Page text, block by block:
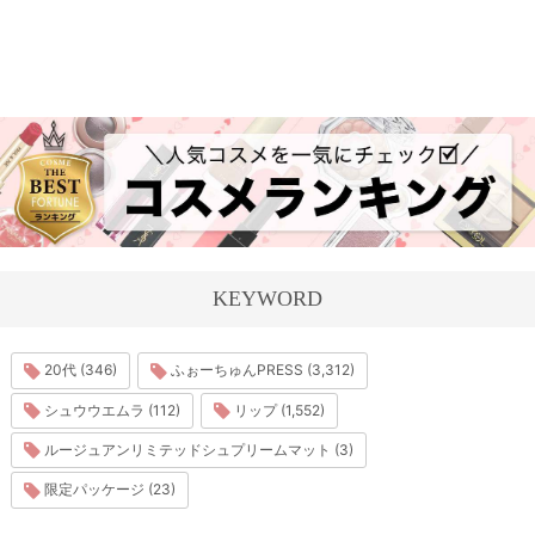
KEYWORD
20代 (346) ふぉーちゅんPRESS (3,312)
シュウウエムラ (112) リップ (1,552)
ルージュアンリミテッドシュプリームマット (3)
限定パッケージ (23)